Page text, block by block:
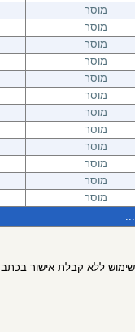
מוסר
מוסר
מוסר
מוסר
מוסר
מוסר
מוסר
מוסר
מוסר
מוסר
מוסר
מוסר
...
שימוש ללא קבלת אישור בכתב